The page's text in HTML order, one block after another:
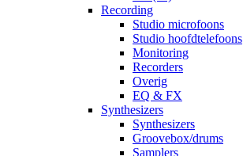
Recording
Studio microfoons
Studio hoofdtelefoons
Monitoring
Recorders
Overig
EQ & FX
Synthesizers
Synthesizers
Groovebox/drums
Samplers